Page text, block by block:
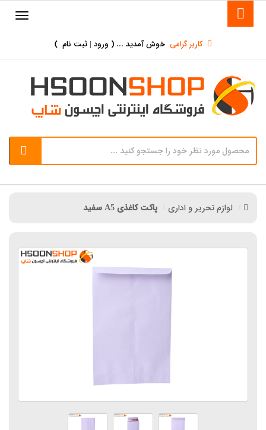
کاربر گرامی خوش آمدید ... ( ورود | ثبت نام )
لوازم تحریر و اداری پاکت کاغذی A5 سفید